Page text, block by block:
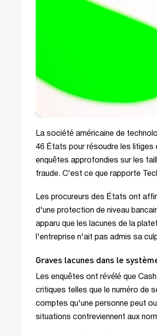
La société américaine de
46 États pour résoudre les litiges
enquêtes approfondies sur les
fraude. C'est ce que rapporte
Les procureurs des États ont
d'une protection de niveau
apparu que les lacunes de la
l'entreprise n'ait pas admis sa
Graves lacunes dans le
Les enquêtes ont révélé que
critiques telles que le numéro de
comptes qu'une personne peut
situations contreviennent aux